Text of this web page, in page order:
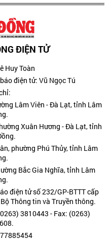
ĐIỆN TỬ
Huy Toàn
điện tử: Vũ Ngọc Tú
Lâm Viên - Đà Lạt, tỉnh Lâm
Xuân Hương - Đà Lạt, tỉnh
phường Phú Thủy, tỉnh Lâm
Bắc Gia Nghĩa, tỉnh Lâm
điện tử số 232/GP-BTTT cấp
Thông tin và Truyền thông.
3810443 - Fax: (0263)